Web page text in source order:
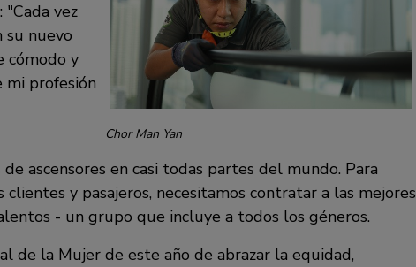
Chor Man Yan
Cada vez
su nuevo
cómodo y
mi profesión
ascensores en casi todas partes del mundo. Para
clientes y pasajeros, necesitamos contratar a las mejores
- un grupo que incluye a todos los géneros.
de la Mujer de este año de abrazar la equidad,